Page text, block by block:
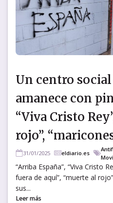
Un centro
amanece con
“Viva Cristo
rojo”,
31/01/2025 eldiario.es
“Arriba España”, “Viva Cristo
fuera de aquí”, “muerte al
sus...
Leer más